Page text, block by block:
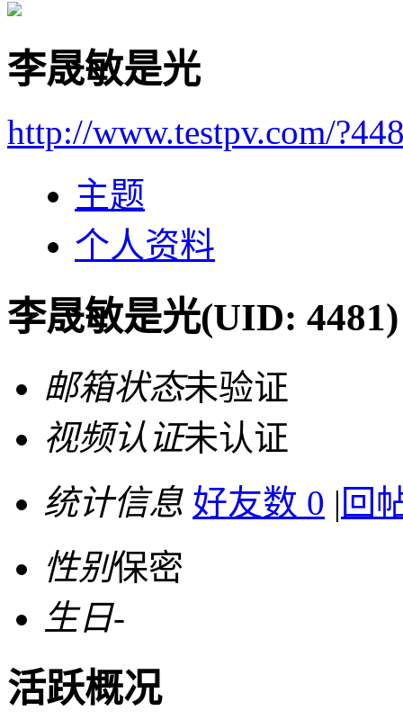
李晟敏是光
http://www.testpv.com/
主题
个人资料
李晟敏是光(UID: 4481)
邮箱状态未验证
视频认证未认证
统计信息 好友数 0 | 回
性别保密
生日-
活跃概况